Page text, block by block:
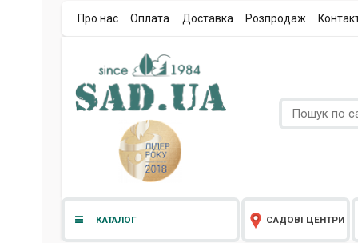
Про нас Оплата Доставка Розпродаж
КАТАЛОГ САДОВІ ЦЕНТРИ